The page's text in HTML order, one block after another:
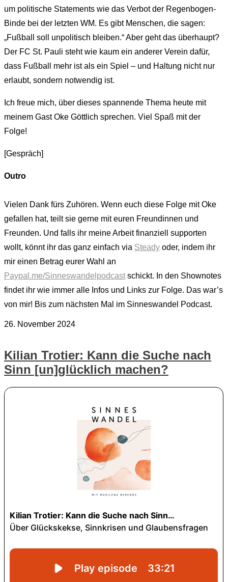
um politische Statements wie das Verbot der Regenbogen-
Binde bei der letzten WM. Es gibt Menschen, die sagen:
„Fußball soll unpolitisch bleiben.“ Aber geht das überhaupt?
Der FC St. Pauli steht wie kaum ein anderer Verein dafür,
dass Fußball mehr ist als ein Spiel – und Haltung nicht nur
erlaubt, sondern notwendig ist.
Ich freue mich, über dieses spannende Thema heute mit
meinem Gast Oke Göttlich sprechen. Viel Spaß mit der
Folge!
[Gespräch]
Outro
Vielen Dank fürs Zuhören. Wenn euch diese Folge mit Oke
gefallen hat, teilt sie gerne mit euren Freundinnen und
Freunden. Und falls ihr meine Arbeit finanziell supporten
wollt, könnt ihr das ganz einfach via Steady oder, indem ihr
mir einen Betrag eurer Wahl an
Paypal.me/Sinneswandelpodcast schickt. In den Shownotes
findet ihr wie immer alle Infos und Links zur Folge. Das war’s
von mir! Bis zum nächsten Mal im Sinneswandel Podcast.
26. November 2024
Kilian Trotier: Kann die Suche nach
Sinn [un]glücklich machen?